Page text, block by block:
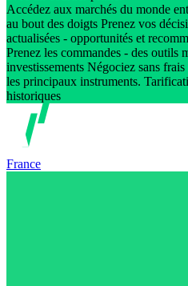
Accédez aux marchés du monde
au bout des doigts Prenez vos
actualisées - opportunités et
Prenez les commandes - des outils
investissements Négociez sans
les principaux instruments.
historiques
France